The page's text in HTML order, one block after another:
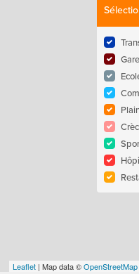
Leaflet | Map data ©OpenStreetMap